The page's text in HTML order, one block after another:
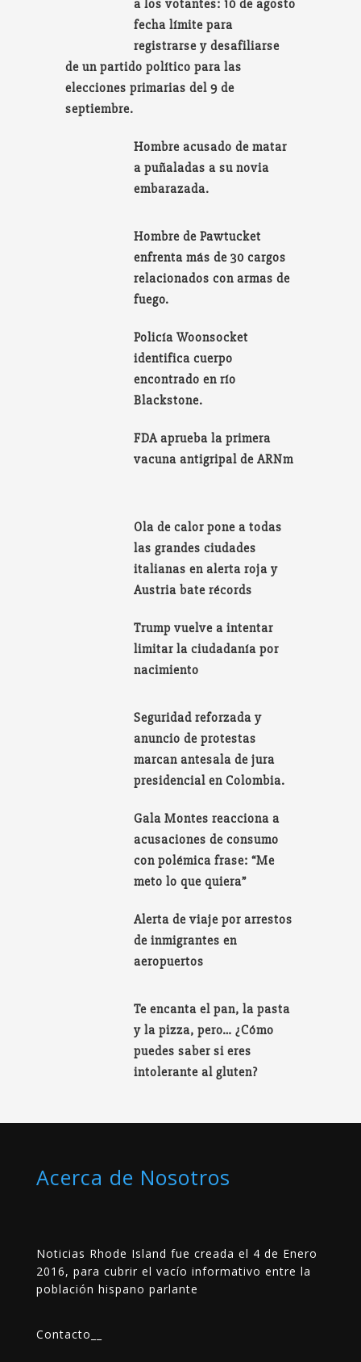
a los votantes: 10 de agosto
fecha límite para
registrarse y desafiliarse
de un partido político para las
elecciones primarias del 9 de
septiembre.
Hombre acusado de matar
a puñaladas a su novia
embarazada.
Hombre de Pawtucket
enfrenta más de 30 cargos
relacionados con armas de
fuego.
Policía Woonsocket
identifica cuerpo
encontrado en río
Blackstone.
FDA aprueba la primera
vacuna antigripal de ARNm
Ola de calor pone a todas
las grandes ciudades
italianas en alerta roja y
Austria bate récords
Trump vuelve a intentar
limitar la ciudadanía por
nacimiento
Seguridad reforzada y
anuncio de protestas
marcan antesala de jura
presidencial en Colombia.
Gala Montes reacciona a
acusaciones de consumo
con polémica frase: “Me
meto lo que quiera”
Alerta de viaje por arrestos
de inmigrantes en
aeropuertos
Te encanta el pan, la pasta
y la pizza, pero… ¿Cómo
puedes saber si eres
intolerante al gluten?
Acerca de Nosotros
Noticias Rhode Island fue creada el 4 de Enero
2016, para cubrir el vacío informativo entre la
población hispano parlante
Contacto